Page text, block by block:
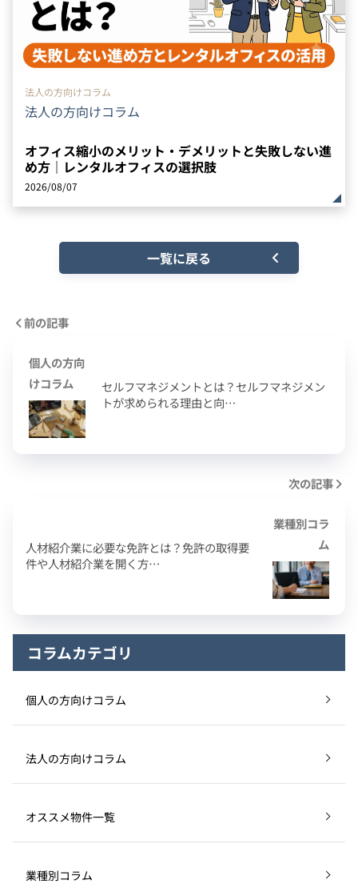
法人の方向けコラム
法人の方向けコラム
オフィス縮小のメリット・デメリットと失敗しない進
め方｜レンタルオフィスの選択肢
2026/08/07
一覧に戻る
前の記事
個人の方向
けコラム
セルフマネジメントとは？セルフマネジメン
トが求められる理由と向…
次の記事
人材紹介業に必要な免許とは？免許の取得要
件や人材紹介業を開く方…
業種別コラ
ム
コラムカテゴリ
個人の方向けコラム
法人の方向けコラム
オススメ物件一覧
業種別コラム